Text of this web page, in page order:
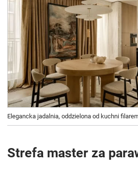
Elegancka jadalnia, oddzielona od kuchni
Strefa master za